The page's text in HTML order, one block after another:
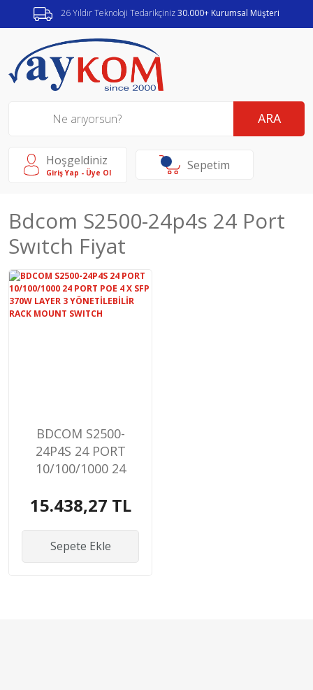
26 Yıldır Teknoloji Tedarikçiniz30.000+ Kurumsal Müşteri
ARA
Hoşgeldiniz
Giriş Yap - Üye Ol Sepetim
Bdcom S2500-24p4s 24 Port
Swıtch Fiyat
BDCOM S2500-
24P4S 24 PORT
10/100/1000 24
370W LAYER 3
RACK MOUNT
SWITCH
15.438,27 TL
Sepete Ekle